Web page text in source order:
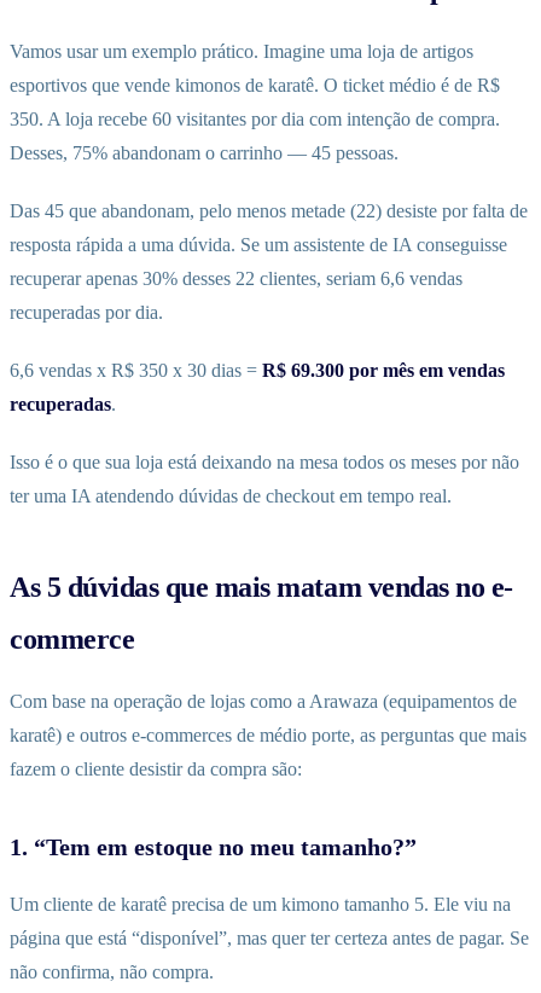
Vamos usar um exemplo prático. Imagine uma loja de artigos
esportivos que vende kimonos de karatê. O ticket médio é de R$
350. A loja recebe 60 visitantes por dia com intenção de compra.
Desses, 75% abandonam o carrinho — 45 pessoas.
Das 45 que abandonam, pelo menos metade (22) desiste por falta de
resposta rápida a uma dúvida. Se um assistente de IA conseguisse
recuperar apenas 30% desses 22 clientes, seriam 6,6 vendas
recuperadas por dia.
6,6 vendas x R$ 350 x 30 dias = R$ 69.300 por mês em vendas
recuperadas.
Isso é o que sua loja está deixando na mesa todos os meses por não
ter uma IA atendendo dúvidas de checkout em tempo real.
As 5 dúvidas que mais matam vendas no e-
commerce
Com base na operação de lojas como a Arawaza (equipamentos de
karatê) e outros e-commerces de médio porte, as perguntas que mais
fazem o cliente desistir da compra são:
1. “Tem em estoque no meu tamanho?”
Um cliente de karatê precisa de um kimono tamanho 5. Ele viu na
página que está “disponível”, mas quer ter certeza antes de pagar. Se
não confirma, não compra.